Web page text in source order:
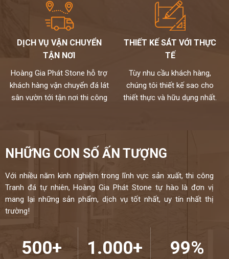
DỊCH VỤ VẬN CHUYỂN
TẬN NƠI
Hoàng Gia Phát Stone hỗ trợ
khách hàng vận chuyển đá lát
sân vườn tới tận nơi thi công
THIẾT KẾ SÁT VỚI THỰC
TẾ
Tùy nhu cầu khách hàng,
chúng tôi thiết kế sao cho
thiết thực và hữu dụng nhất.
NHỮNG CON SỐ ẤN TƯỢNG
Với nhiều năm kinh nghiệm trong lĩnh vực sản xuất, thi công
Tranh đá tự nhiên, Hoàng Gia Phát Stone tự hào là đơn vị
mang lại những sản phẩm, dịch vụ tốt nhất, uy tín nhất thị
trường!
500+ 1.000+ 99%